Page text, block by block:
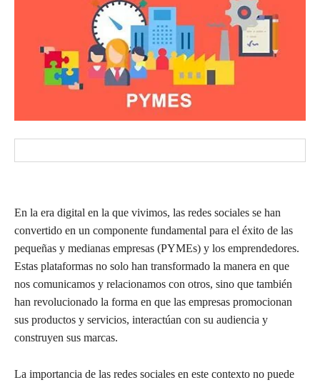
En la era digital en la que vivimos, las redes sociales se han
convertido en un componente fundamental para el éxito de las
pequeñas y medianas empresas (PYMEs) y los emprendedores.
Estas plataformas no solo han transformado la manera en que
nos comunicamos y relacionamos con otros, sino que también
han revolucionado la forma en que las empresas promocionan
sus productos y servicios, interactúan con su audiencia y
construyen sus marcas.
La importancia de las redes sociales en este contexto no puede